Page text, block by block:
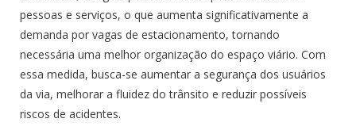
pessoas e serviços, o que aumenta significativamente a
demanda por vagas de estacionamento, tornando
necessária uma melhor organização do espaço viário. Com
essa medida, busca-se aumentar a segurança dos usuários
da via, melhorar a fluidez do trânsito e reduzir possíveis
riscos de acidentes.